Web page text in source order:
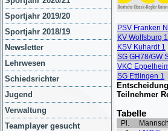
Sportjahr 2019/20
Sportjahr 2018/19
Newsletter
Lehrwesen
Schiedsrichter
Jugend
Verwaltung
Teamplayer gesucht